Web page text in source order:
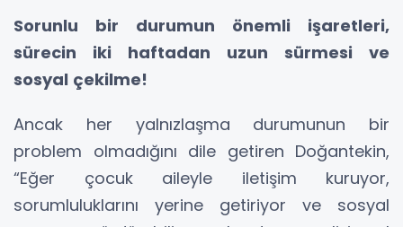
Sorunlu bir durumun önemli işaretleri,
sürecin iki haftadan uzun sürmesi ve
sosyal çekilme!
Ancak her yalnızlaşma durumunun bir
problem olmadığını dile getiren Doğantekin,
“Eğer çocuk aileyle iletişim kuruyor,
sorumluluklarını yerine getiriyor ve sosyal